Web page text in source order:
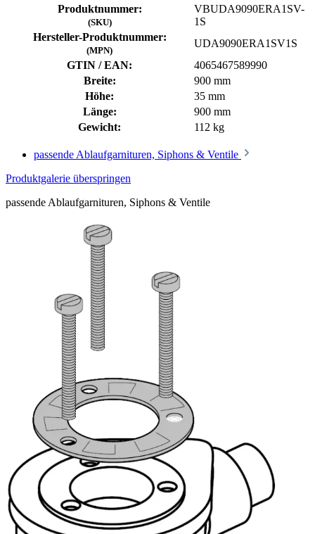
Produktnummer:
(SKU)
VBUDA9090ERA1SV-
1S
Hersteller-Produktnummer:
(MPN)
UDA9090ERA1SV1S
GTIN / EAN:
4065467589990
Breite:
900 mm
Höhe:
35 mm
Länge:
900 mm
Gewicht:
112 kg
passende Ablaufgarnituren, Siphons & Ventile
Produktgalerie überspringen
passende Ablaufgarnituren, Siphons & Ventile